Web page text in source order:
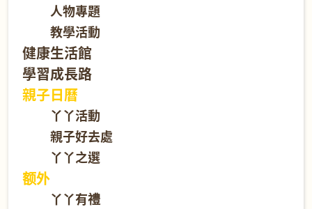
人物專題
教學活動
健康生活館
學習成長路
親子日曆
丫丫活動
親子好去處
丫丫之選
额外
丫丫有禮